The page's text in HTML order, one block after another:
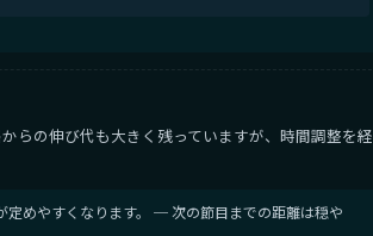
らの伸び代も大きく残っていますが、時間調整を経
定めやすくなります。 ─ 次の節目までの距離は穏や